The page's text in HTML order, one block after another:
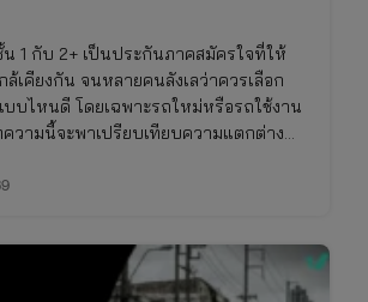
1 กับ 2+ เป็นประกันภาคสมัครใจที่ให้
ล้เคียงกัน จนหลายคนลังเลว่าควรเลือก
บไหนดี โดยเฉพาะรถใหม่หรือรถใช้งาน
วามนี้จะพาเปรียบเทียบความแตกต่าง
ามคุ้มครอง ค่าเบี้ย และความเหมาะสมใน